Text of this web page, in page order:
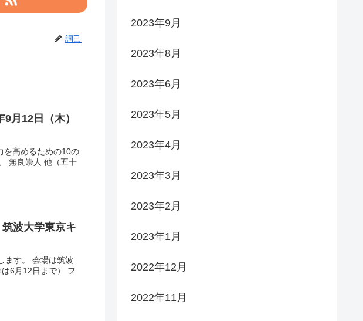
詞己
月12日（木）
を高めるための10の
無良崇人 他（五十
波大学東京キ
ます。 会場は筑波
6月12日まで） フ
2023年9月
2023年8月
2023年6月
2023年5月
2023年4月
2023年3月
2023年2月
2023年1月
2022年12月
2022年11月